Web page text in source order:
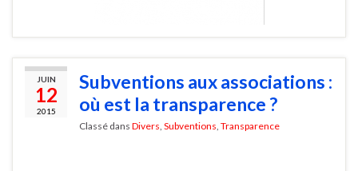
JUIN
12
2015
Subventions aux associations :
où est la transparence ?
Classé dans Divers, Subventions, Transparence